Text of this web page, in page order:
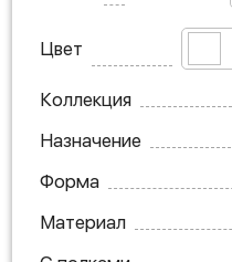
Цвет
Коллекция
Назначение
Форма
Материал